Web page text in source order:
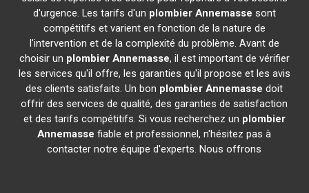
d'urgence. Les tarifs d'un plombier Annemasse sont
compétitifs et varient en fonction de la nature de
l'intervention et de la complexité du problème. Avant de
choisir un plombier Annemasse, il est important de vérifier
les services qu'il offre, les garanties qu'il propose et les avis
des clients satisfaits. Un bon plombier Annemasse doit
offrir des services de qualité, des garanties de satisfaction
et des tarifs compétitifs. Si vous recherchez un plombier
Annemasse fiable et professionnel, n'hésitez pas à
contacter notre équipe d'experts. Nous offrons